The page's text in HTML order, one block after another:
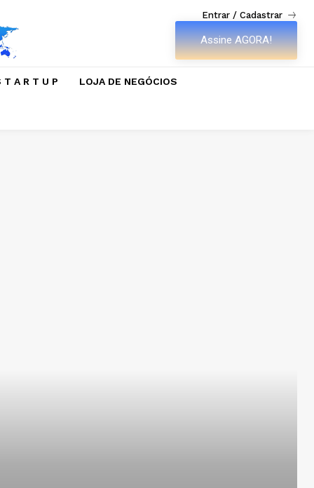
Entrar / Cadastrar
Assine AGORA!
T A R T U P LOJA DE NEGÓCIOS